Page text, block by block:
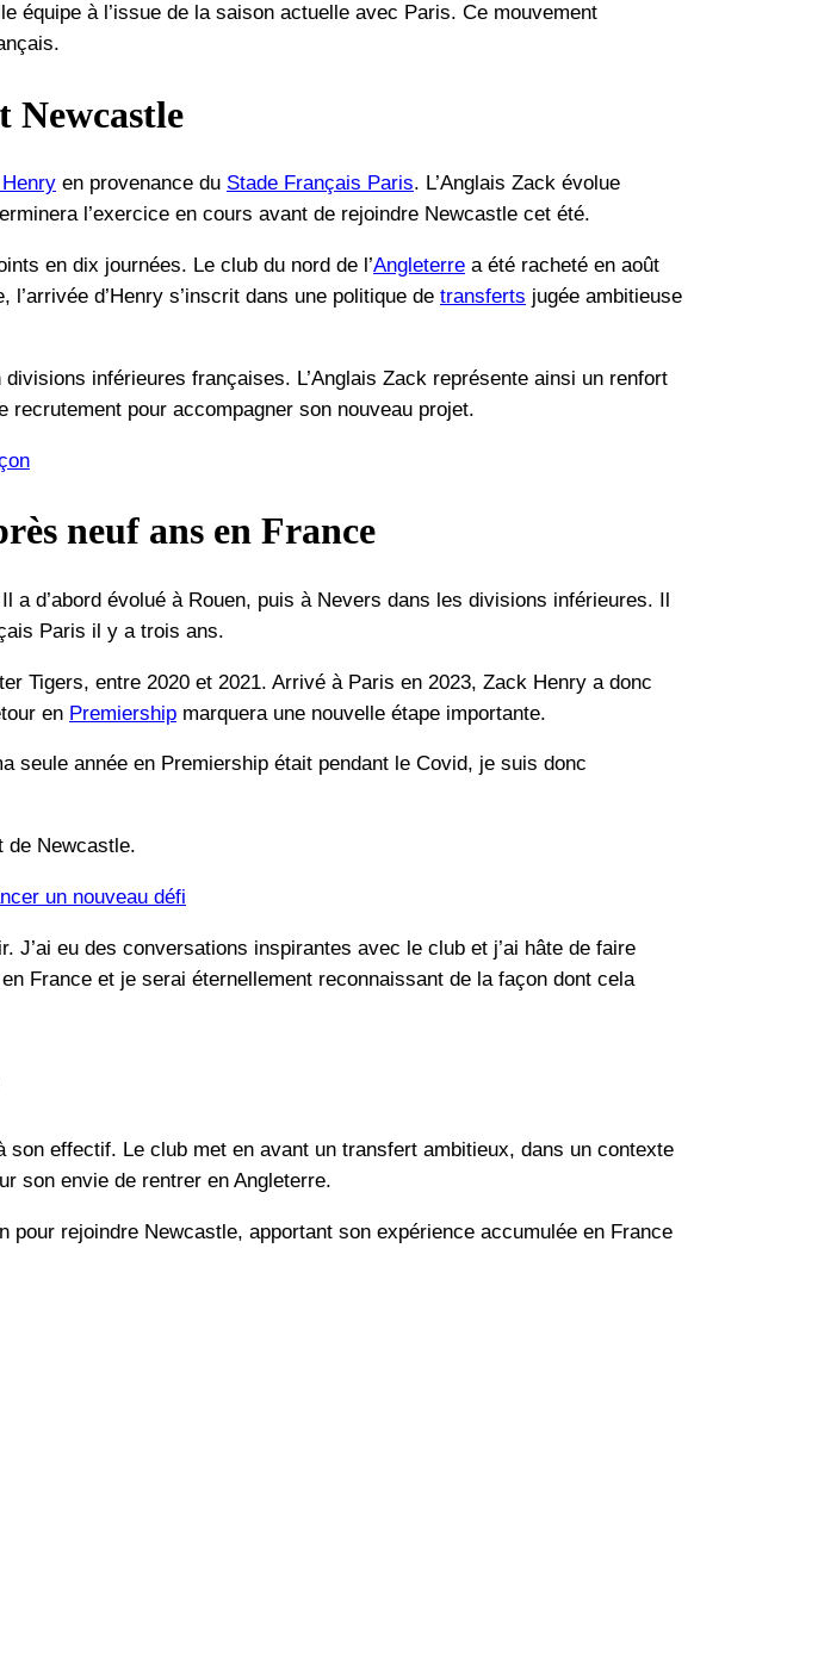
équipe à l’issue de la saison actuelle avec Paris. Ce mouvement
Newcastle
en provenance du Stade Français Paris. L’Anglais Zack évolue
l’exercice en cours avant de rejoindre Newcastle cet été.
en dix journées. Le club du nord de l’Angleterre a été racheté en août
d’Henry s’inscrit dans une politique de transferts jugée ambitieuse
divisions inférieures françaises. L’Anglais Zack représente ainsi un renfort
pour accompagner son nouveau projet.
neuf ans en France
d’abord évolué à Rouen, puis à Nevers dans les divisions inférieures. Il
Paris il y a trois ans.
Tigers, entre 2020 et 2021. Arrivé à Paris en 2023, Zack Henry a donc
en Premiership marquera une nouvelle étape importante.
seule année en Premiership était pendant le Covid, je suis donc
de Newcastle.
un nouveau défi
eu des conversations inspirantes avec le club et j’ai hâte de faire
France et je serai éternellement reconnaissant de la façon dont cela
effectif. Le club met en avant un transfert ambitieux, dans un contexte
son envie de rentrer en Angleterre.
rejoindre Newcastle, apportant son expérience accumulée en France